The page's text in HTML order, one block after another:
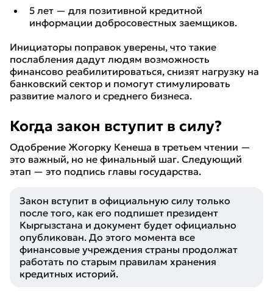
5 лет — для позитивной кредитной
информации добросовестных заемщиков.
Инициаторы поправок уверены, что такие
послабления дадут людям возможность
финансово реабилитироваться, снизят нагрузку на
банковский сектор и помогут стимулировать
развитие малого и среднего бизнеса.
Когда закон вступит в силу?
Одобрение Жогорку Кенеша в третьем чтении —
это важный, но не финальный шаг. Следующий
этап — это подпись главы государства.
Закон вступит в официальную силу только
после того, как его подпишет президент
Кыргызстана и документ будет официально
опубликован. До этого момента все
финансовые учреждения страны продолжат
работать по старым правилам хранения
кредитных историй.